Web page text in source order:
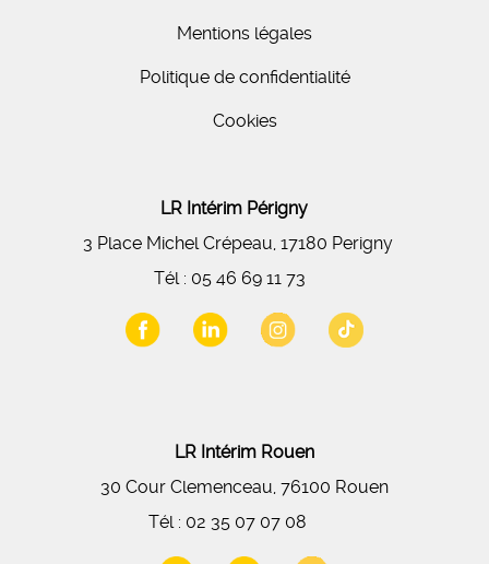
Mentions légales
Politique de confidentialité
Cookies
LR Intérim Périgny
3 Place Michel Crépeau, 17180 Perigny
Tél : 05 46 69 11 73
LR Intérim Rouen
30 Cour Clemenceau, 76100 Rouen
Tél : 02 35 07 07 08